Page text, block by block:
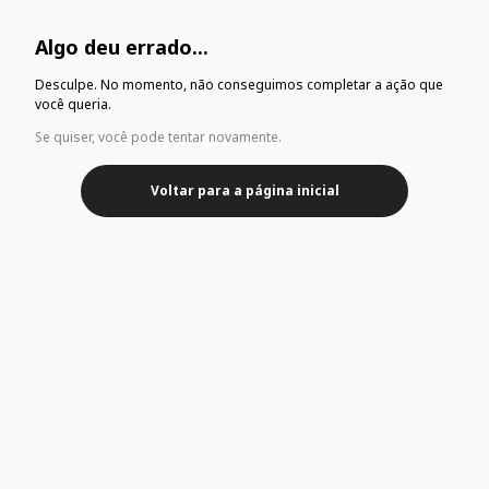
Algo deu errado...
Desculpe. No momento, não conseguimos completar a ação que
você queria.
Se quiser, você pode tentar novamente.
Voltar para a página inicial